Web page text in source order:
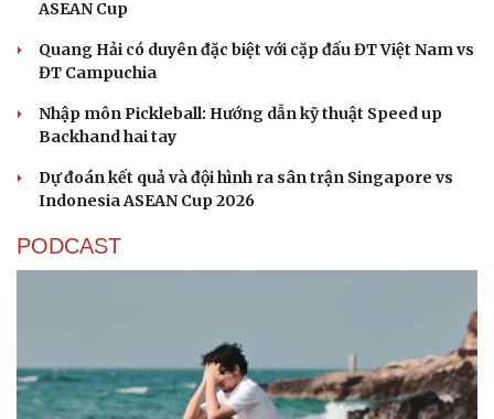
ASEAN Cup
Quang Hải có duyên đặc biệt với cặp đấu ĐT Việt Nam vs
ĐT Campuchia
Nhập môn Pickleball: Hướng dẫn kỹ thuật Speed up
Backhand hai tay
Dự đoán kết quả và đội hình ra sân trận Singapore vs
Indonesia ASEAN Cup 2026
PODCAST